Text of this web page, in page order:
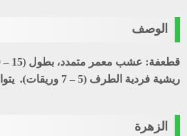
الوصف
قطعفة
ريشية فردية الطرف (5 – 7 وريقات). يتواجد في المرتفعات.
الزهرة